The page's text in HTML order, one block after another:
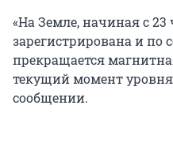
«На Земле, начиная с 23
зарегистрирована и по
прекращается
текущий момент уровня
сообщении.